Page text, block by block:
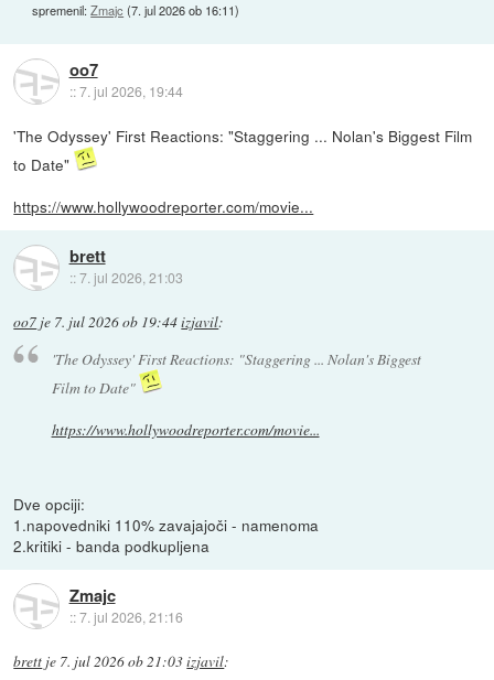
spremenil:Zmajc (7. jul 2026 ob 16:11)
oo7
::7. jul 2026, 19:44
'The Odyssey' First Reactions: "Staggering ... Nolan's Biggest Film
to Date"
https://www.hollywoodreporter.com/movie...
brett
::7. jul 2026, 21:03
oo7 je 7. jul 2026 ob 19:44izjavil:
'The Odyssey' First Reactions: "Staggering ... Nolan's Biggest
Film to Date"
https://www.hollywoodreporter.com/movie...
Dve opciji:
1.napovedniki 110% zavajajoči - namenoma
2.kritiki - banda podkupljena
Zmajc
::7. jul 2026, 21:16
brett je 7. jul 2026 ob 21:03izjavil: